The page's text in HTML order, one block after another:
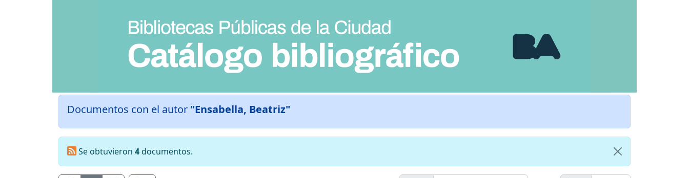
Documentos con el autor "Ensabella, Beatriz"
Se obtuvieron 4documentos.